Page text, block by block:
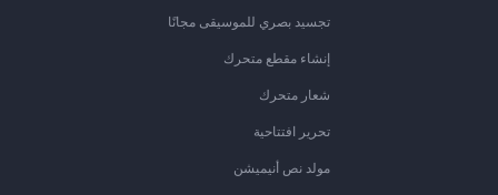
تجسيد بصري للموسيقى مجانًا
إنشاء مقطع متحرك
شعار متحرك
تحرير افتتاحية
مولد نص أنيميشن